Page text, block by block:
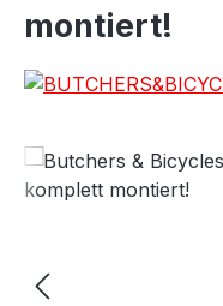
montiert!